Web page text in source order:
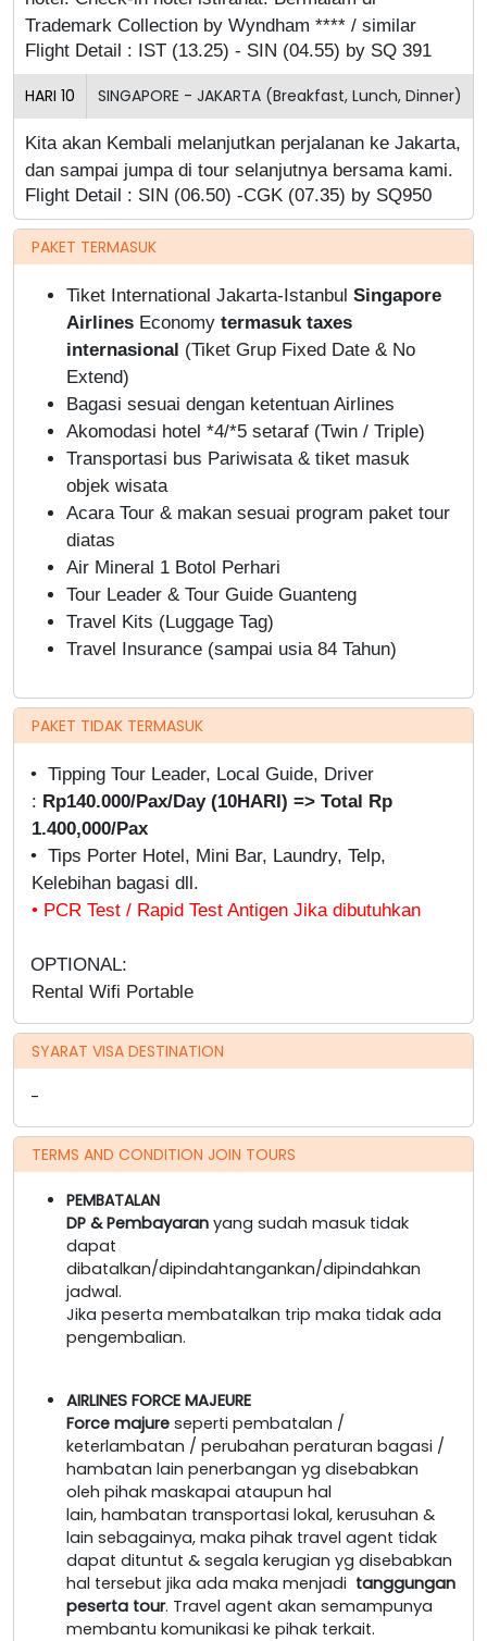
Trademark Collection by Wyndham **** / similar
Flight Detail : IST (13.25) - SIN (04.55) by SQ 391
HARI 10 SINGAPORE - JAKARTA (Breakfast, Lunch, Dinner)
Kita akan Kembali melanjutkan perjalanan ke Jakarta,
dan sampai jumpa di tour selanjutnya bersama kami.
Flight Detail : SIN (06.50) -CGK (07.35) by SQ950
PAKET TERMASUK
Tiket International Jakarta-Istanbul Singapore
Airlines Economy termasuk taxes
internasional (Tiket Grup Fixed Date & No
Extend)
Bagasi sesuai dengan ketentuan Airlines
Akomodasi hotel *4/*5 setaraf (Twin / Triple)
Transportasi bus Pariwisata & tiket masuk
objek wisata
Acara Tour & makan sesuai program paket tour
diatas
Air Mineral 1 Botol Perhari
Tour Leader & Tour Guide Guanteng
Travel Kits (Luggage Tag)
Travel Insurance (sampai usia 84 Tahun)
PAKET TIDAK TERMASUK
• Tipping Tour Leader, Local Guide, Driver
: Rp140.000/Pax/Day (10HARI) => Total Rp
1.400,000/Pax
• Tips Porter Hotel, Mini Bar, Laundry, Telp,
Kelebihan bagasi dll.
• PCR Test / Rapid Test Antigen Jika dibutuhkan
OPTIONAL:
Rental Wifi Portable
SYARAT VISA DESTINATION
-
TERMS AND CONDITION JOIN TOURS
PEMBATALAN
DP & Pembayaran yang sudah masuk tidak
dapat
dibatalkan/dipindahtangankan/dipindahkan
jadwal.
Jika peserta membatalkan trip maka tidak ada
pengembalian.
AIRLINES FORCE MAJEURE
Force majure seperti pembatalan /
keterlambatan / perubahan peraturan bagasi /
hambatan lain penerbangan yg disebabkan
oleh pihak maskapai ataupun hal
lain, hambatan transportasi lokal, kerusuhan &
lain sebagainya, maka pihak travel agent tidak
dapat dituntut & segala kerugian yg disebabkan
hal tersebut jika ada maka menjadi tanggungan
peserta tour. Travel agent akan semampunya
membantu komunikasi ke pihak terkait.